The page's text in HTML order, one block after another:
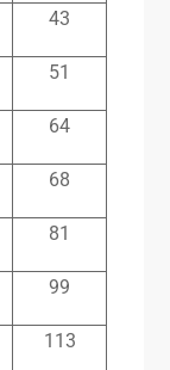
43
51
64
68
81
99
113